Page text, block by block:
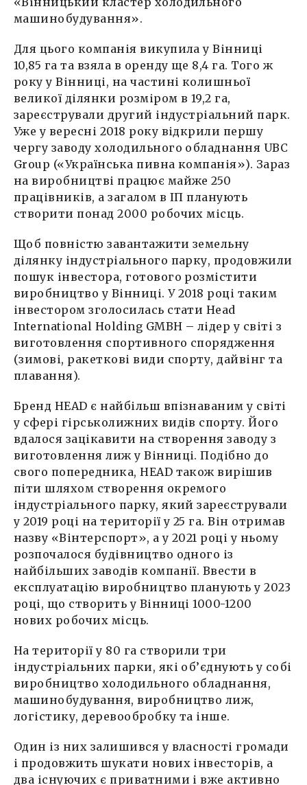
машинобудування».
Для цього компанія викупила у Вінниці
10,85 га та взяла в оренду ще 8,4 га. Того ж
року у Вінниці, на частині колишньої
великої ділянки розміром в 19,2 га,
зареєстрували другий індустріальний парк.
Уже у вересні 2018 року відкрили першу
чергу заводу холодильного обладнання UBC
Group («Українська пивна компанія»). Зараз
на виробництві працює майже 250
працівників, а загалом в ІП планують
створити понад 2000 робочих місць.
Щоб повністю завантажити земельну
ділянку індустріального парку, продовжили
пошук інвестора, готового розмістити
виробництво у Вінниці. У 2018 році таким
інвестором зголосилась стати Head
International Holding GMBH – лідер у світі з
виготовлення спортивного спорядження
(зимові, ракеткові види спорту, дайвінг та
плавання).
Бренд HEAD є найбільш впізнаваним у світі
у сфері гірськолижних видів спорту. Його
вдалося зацікавити на створення заводу з
виготовлення лиж у Вінниці. Подібно до
свого попередника, HEAD також вирішив
піти шляхом створення окремого
індустріального парку, який зареєстрували
у 2019 році на території у 25 га. Він отримав
назву «Вінтерспорт», а у 2021 році у ньому
розпочалося будівництво одного із
найбільших заводів компанії. Ввести в
експлуатацію виробництво планують у 2023
році, що створить у Вінниці 1000-1200
нових робочих місць.
На території у 80 га створили три
індустріальних парки, які об’єднують у собі
виробництво холодильного обладнання,
машинобудування, виробництво лиж,
логістику, деревообробку та інше.
Один із них залишився у власності громади
і продовжить шукати нових інвесторів, а
два існуючих є приватними і вже активно